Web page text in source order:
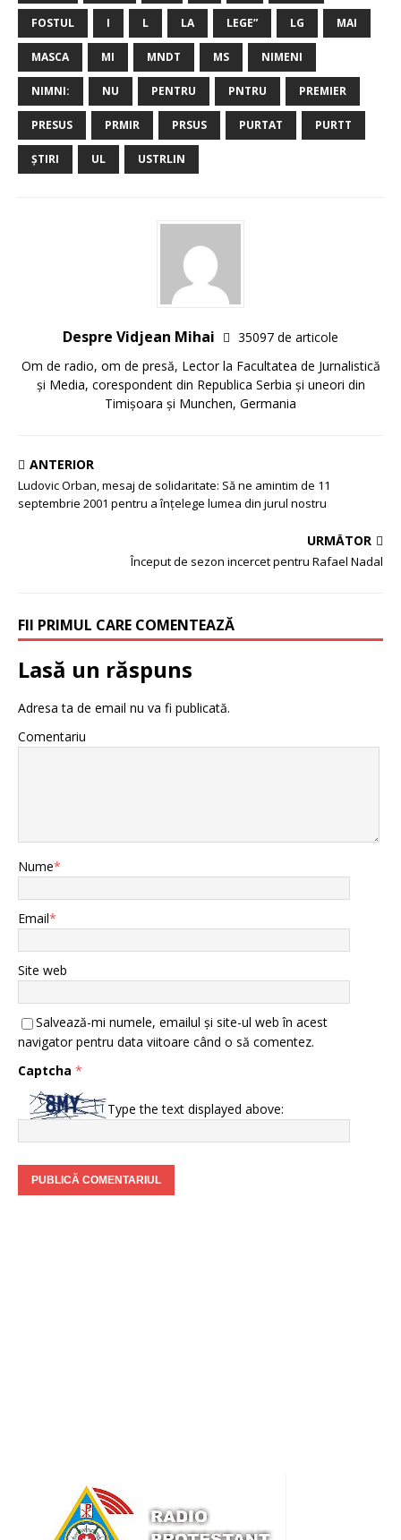
FOSTUL I L LA LEGE” LG MAI
MASCA MI MNDT MS NIMENI
NIMNI: NU PENTRU PNTRU PREMIER
PRESUS PRMIR PRSUS PURTAT PURTT
ȘTIRI UL USTRLIN
Despre Vidjean Mihai
35097 de articole
Om de radio, om de presă, Lector la Facultatea de Jurnalistică
și Media, corespondent din Republica Serbia și uneori din
Timișoara și Munchen, Germania
ANTERIOR
Ludovic Orban, mesaj de solidaritate: Să ne amintim de 11
septembrie 2001 pentru a înţelege lumea din jurul nostru
URMĂTOR
Început de sezon incercet pentru Rafael Nadal
FII PRIMUL CARE COMENTEAZĂ
Lasă un răspuns
Adresa ta de email nu va fi publicată.
Comentariu
Nume*
Email*
Site web
Salvează-mi numele, emailul și site-ul web în acest
navigator pentru data viitoare când o să comentez.
Captcha *
Type the text displayed above: